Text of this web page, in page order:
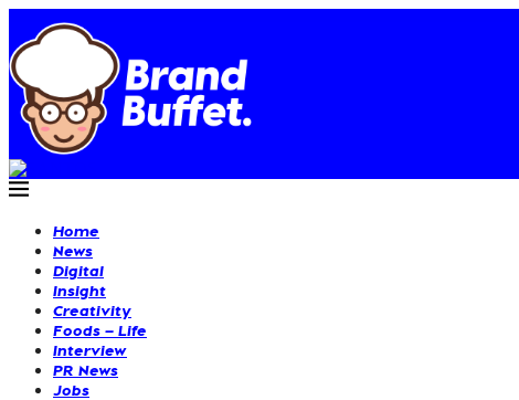
Home
News
Digital
Insight
Creativity
Foods – Life
Interview
PR News
Jobs